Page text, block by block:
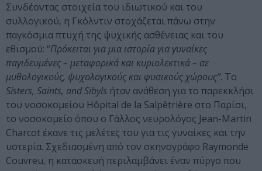
Συνδέοντας στοιχεία του ιδιωτικού και του
συλλογικού, η Γκόλντιν στοχάζεται πάνω στην
παγκόσμια πτυχή της ψυχικής ασθένειας και του
εθισμού: “Πρόκειται για μια ιστορία για γυναίκες
παγιδευμένες – μεταφορικά και κυριολεκτικά – σε
μυθολογικούς, ψυχολογικούς και φυσικούς χώρους”. Το
Sisters, Saints, and Sibyls ήταν ανάθεση για το παρεκκλήσι
του νοσοκομείου Hôpital de la Salpêtrière στο Παρίσι,
το νοσοκομείο όπου ο Γάλλος νευρολόγος Jean-Martin
Charcot έκανε τις μελέτες του για τις γυναίκες και την
υστερία. Σχεδιασμένη από τον σκηνογράφο Raymonde
Couvreu, η κατασκευή περιλαμβάνει έναν πύργο που